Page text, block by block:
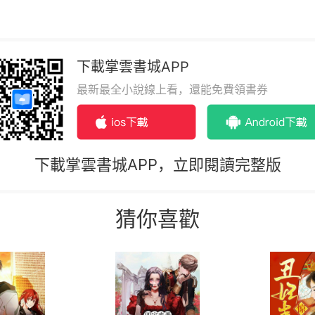
下載掌雲書城APP
最新最全小說線上看，還能免費領書券
下載掌雲書城APP，立即閱讀完整版
猜你喜歡